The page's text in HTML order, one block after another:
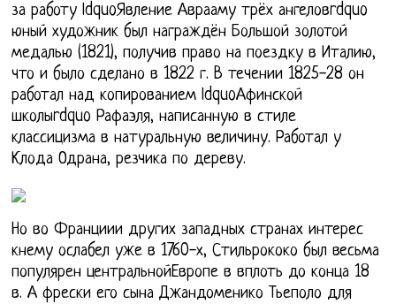
за работу ldquoЯвление Аврааму трёх ангеловrdquo
юный художник был награждён Большой золотой
медалью (1821), получив право на поездку в Италию,
что и было сделано в 1822 г. В течении 1825-28 он
работал над копированием ldquoАфинской
школыrdquo Рафаэля, написанную в стиле
классицизма в натуральную величину. Работал у
Клода Одрана, резчика по дереву.
Но во Франциии других западных странах интерес
кнему ослабел уже в 1760-х, Стильрококо был весьма
популярен центральнойЕвропе в вплоть до конца 18
в. А фрески его сына Джандоменико Тьеполо для